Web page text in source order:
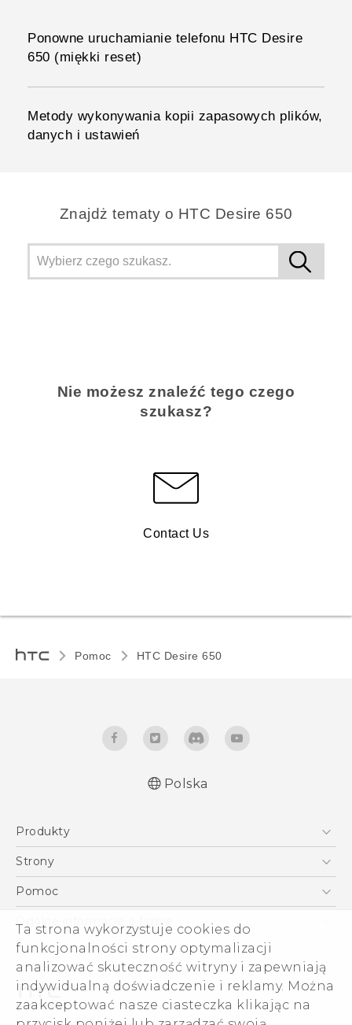
Ta strona wykorzystuje cookies do
funkcjonalności strony optymalizacji
analizować skuteczność witryny i zapewniają
indywidualną doświadczenie i reklamy. Można
zaakceptować nasze ciasteczka klikając na
Ponowne uruchamianie telefonu HTC Desire
650 (miękki reset)
Metody wykonywania kopii zapasowych plików,
danych i ustawień
Znajdż tematy o HTC Desire 650
Nie możesz znaleźć tego czego
szukasz?
Contact Us
Pomoc HTC Desire 650‎
Polish - Wytyczne dotyczące bezpieczeństwa i
English - User manual
English - Safety and regulatory guide
Polska
Produkty
Smartfony
VIVE
Akcesoria
Strony
HTC Vive
Pomoc
Pomoc E-commerce
Ogólne informacje o firmie
ESG
Informacje o firmie
Dla inwestorów (angielski)
Cookie Preferences